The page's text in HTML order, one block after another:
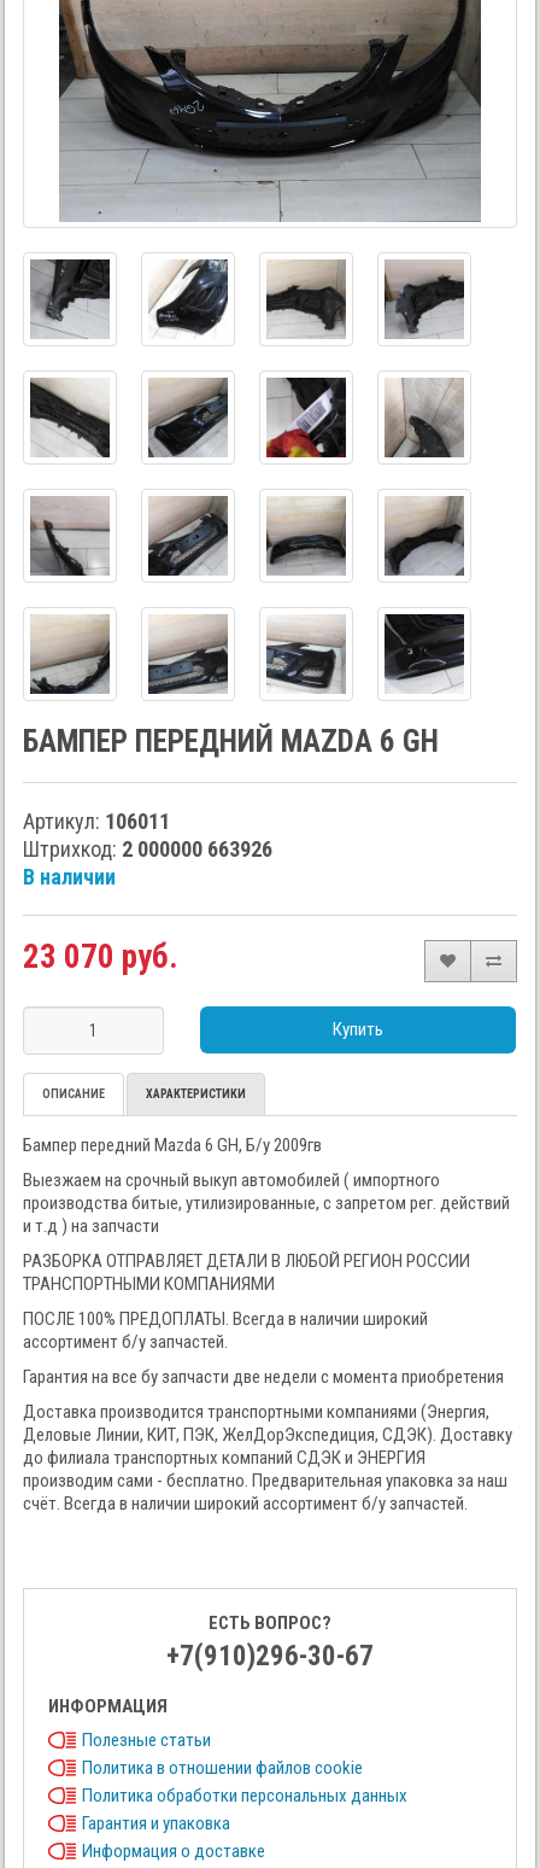
БАМПЕР ПЕРЕДНИЙ MAZDA 6 GH
Артикул: 106011
Штрихкод: 2 000000 663926
В наличии
23 070 руб.
Купить
ОПИСАНИЕ ХАРАКТЕРИСТИКИ
Бампер передний Mazda 6 GH, Б/у 2009гв
Выезжаем на срочный выкуп автомобилей ( импортного
производства битые, утилизированные, с запретом рег. действий
и т.д ) на запчасти
РАЗБОРКА ОТПРАВЛЯЕТ ДЕТАЛИ В ЛЮБОЙ РЕГИОН РОССИИ
ТРАНСПОРТНЫМИ КОМПАНИЯМИ
ПОСЛЕ 100% ПРЕДОПЛАТЫ. Всегда в наличии широкий
ассортимент б/у запчастей.
Гарантия на все бу запчасти две недели с момента приобретения
Доставка производится транспортными компаниями (Энергия,
Деловые Линии, КИТ, ПЭК, ЖелДорЭкспедиция, СДЭК). Доставку
до филиала транспортных компаний СДЭК и ЭНЕРГИЯ
производим сами - бесплатно. Предварительная упаковка за наш
счёт. Всегда в наличии широкий ассортимент б/у запчастей.
ЕСТЬ ВОПРОС?
+7(910)296-30-67
ИНФОРМАЦИЯ
Полезные статьи
Политика в отношении файлов cookie
Политика обработки персональных данных
Гарантия и упаковка
Информация о доставке